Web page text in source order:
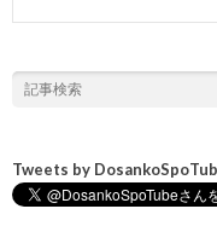
Tweets by